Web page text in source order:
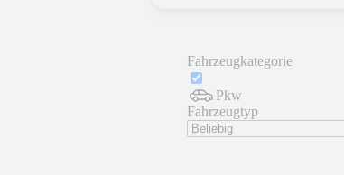
Fahrzeugkategorie
Pkw
Fahrzeugtyp